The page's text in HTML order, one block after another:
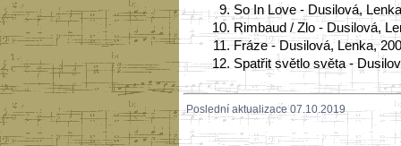
9. So In Love - Dusilová,
10. Rimbaud / Zlo - Dusilová,
11. Fráze - Dusilová, Lenka,
12. Spatřit světlo světa -
Poslední aktualizace 07.10.2019